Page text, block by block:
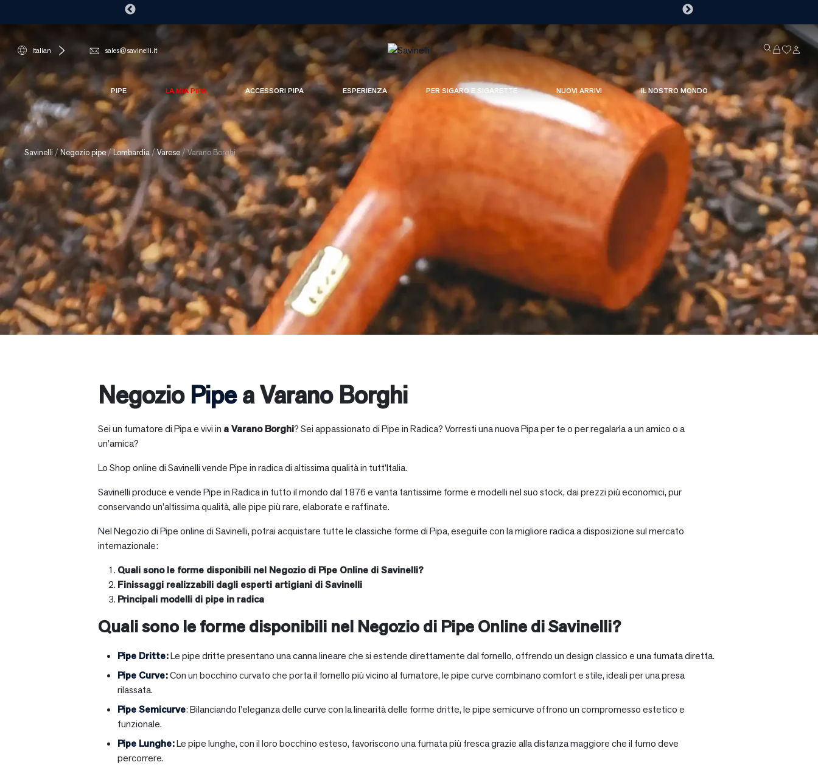
Italian sales@savinelli.it
PIPE LA MIA PIPA ACCESSORI PIPA ESPERIENZA PER SIGARO E SIGARETTE NUOVI ARRIVI IL NOSTRO MONDO
Savinelli / Negozio pipe/Lombardia /Varese /Varano Borghi
Negozio Pipea Varano Borghi
Sei un fumatore di Pipa e vivi in aVarano Borghi? Sei appassionato di Pipe in Radica? Vorresti una nuova Pipa per te o per regalarla a un amico o a
un’amica?
Lo Shop online di Savinelli vende Pipe in radica di altissima qualità in tutt’Italia.
Savinelli produce e vende Pipe in Radica in tutto il mondo dal 1876 e vanta tantissime forme e modelli nel suo stock, dai prezzi più economici, pur
conservando un’altissima qualità, alle pipe più rare, elaborate e raffinate.
Nel Negozio di Pipe online di Savinelli, potrai acquistare tutte le classiche forme di Pipa, eseguite con la migliore radica a disposizione sul mercato
internazionale:
Quali sono le forme disponibili nel Negozio di Pipe Online di Savinelli?
Finissaggi realizzabili dagli esperti artigiani di Savinelli
Principali modelli di pipe in radica
Quali sono le forme disponibili nel Negozio di Pipe Online di Savinelli?
Pipe Dritte:Le pipe dritte presentano una canna lineare che si estende direttamente dal fornello, offrendo un design classico e una fumata diretta.
Pipe Curve:Con un bocchino curvato che porta il fornello più vicino al fumatore, le pipe curve combinano comfort e stile, ideali per una presa
rilassata.
Pipe Semicurve: Bilanciando l’eleganza delle curve con la linearità delle forme dritte, le pipe semicurve offrono un compromesso estetico e
funzionale.
Pipe Lunghe:Le pipe lunghe, con il loro bocchino esteso, favoriscono una fumata più fresca grazie alla distanza maggiore che il fumo deve
percorrere.